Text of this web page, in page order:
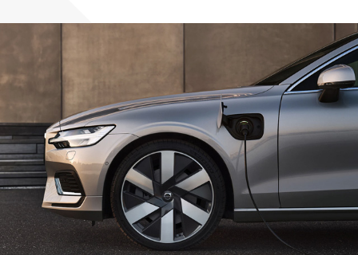
voitures Volvo Selekt sont donc les véhicules se
LES VOITURES VOLVO SELEKT
• Ont moins de 5 ans et moins de 150 000 km.
• Ont été entretenues régulierement selon le
programme et contrôlées par un mécanicien Volvo
agréé.
• Sont préparées aux normes de Volvo avec plus de
100 points de contrôle
• Disposent de l'une des couvertures de garantie
disponibles les plus complètes
• Bénéficient de l'assistance routière de Volvo
• Sont livrées avec une garantie d'échange